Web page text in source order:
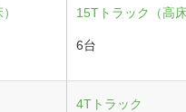
15Tトラック（高床
6台
4Tトラック